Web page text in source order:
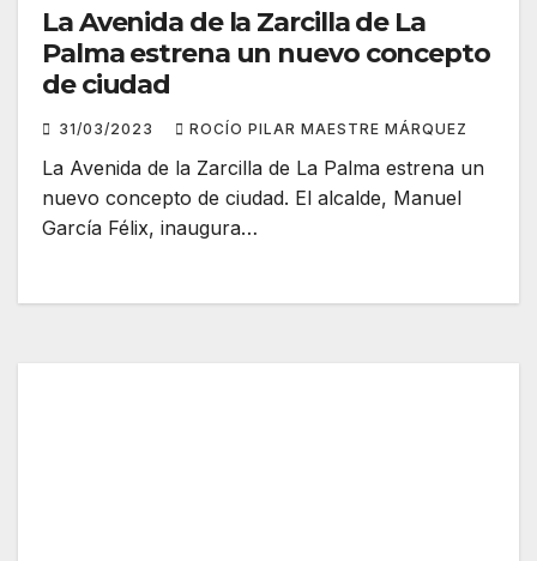
La Avenida de la Zarcilla de La
Palma estrena un nuevo concepto
de ciudad
31/03/2023 ROCÍO PILAR MAESTRE MÁRQUEZ
La Avenida de la Zarcilla de La Palma estrena un
nuevo concepto de ciudad. El alcalde, Manuel
García Félix, inaugura…